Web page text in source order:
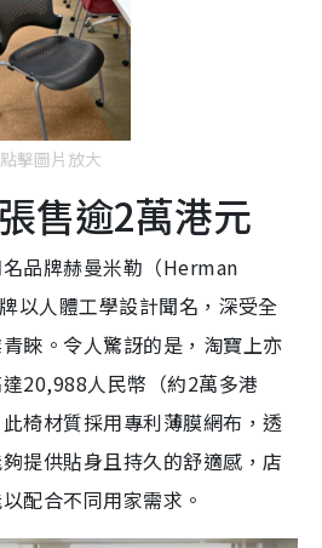
點擊圖片放大
售逾2萬港元
品牌赫曼米勒（Herman
以人體工學設計聞名，深受全
睞。令人驚訝的是，淘寶上亦
20,988人民幣（約2萬多港
椅材質採用專利薄膜網布，透
提供貼身且持久的舒適感，店
配合不同用家需求。